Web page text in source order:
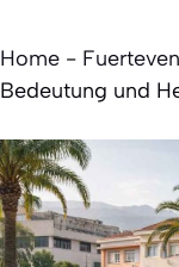
Home -
Bedeutung und